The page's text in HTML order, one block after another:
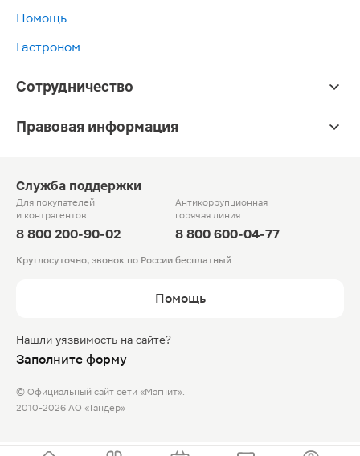
Помощь
Гастроном
Сотрудничество
Правовая информация
Служба поддержки
Для покупателей
и контрагентов
8 800 200-90-02
Антикоррупционная
горячая линия
8 800 600-04-77
Круглосуточно, звонок по России бесплатный
Помощь
Нашли уязвимость на сайте?
Заполните форму
© Официальный сайт сети «Магнит».
2010-2026 АО «Тандер»